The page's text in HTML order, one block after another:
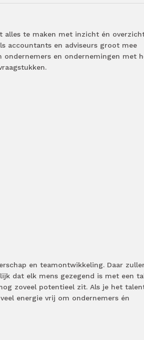
alles te maken met inzicht én
accountants en adviseurs groot mee
en ondernemingen met
en teamontwikkeling. Daar
dat elk mens gezegend is met een
zoveel potentieel zit. Als je het
energie vrij om ondernemers én